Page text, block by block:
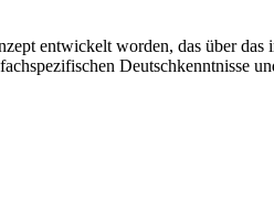
entwickelt worden, das über
Deutschkenntnisse